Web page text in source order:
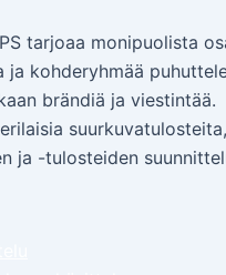
tarjoaa monipuolista
ja kohderyhmää
brändiä ja viestintää.
ja -tulosteiden